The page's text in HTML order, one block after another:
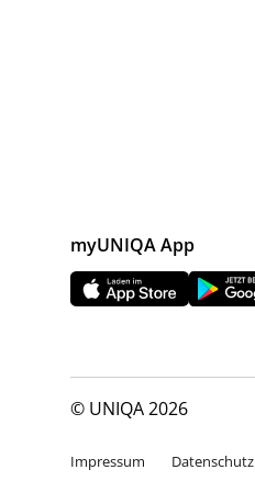
myUNIQA App
© UNIQA 2026
Impressum Datenschutz